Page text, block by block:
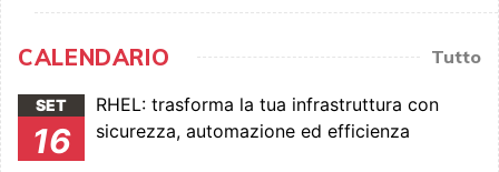
CALENDARIO Tutto
SET
16
RHEL: trasforma la tua infrastruttura con
sicurezza, automazione ed efficienza